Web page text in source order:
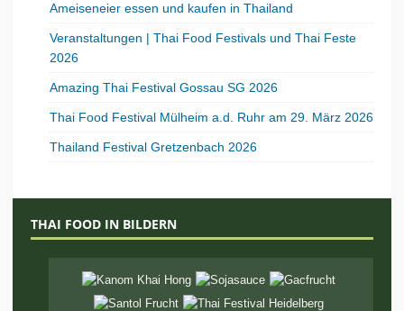
Ameiseneier essen und kaufen in Thailand
Veranstaltungen | Thai Food Festivals und Thai Feste
2026
Amazing Thai Festival Gossau SG 2026
Thai Food Festival Mülheim a.d. Ruhr am 29. März 2026
Thailand Festival Gretzenbach 2026
THAI FOOD IN BILDERN